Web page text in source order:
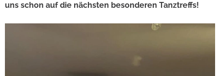
uns schon auf die nächsten besonderen Tanztreffs!